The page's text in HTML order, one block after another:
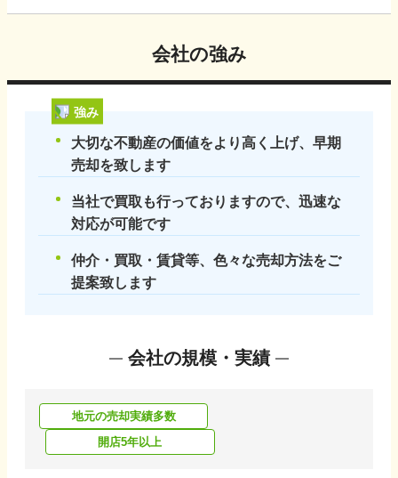
会社の強み
強み
大切な不動産の価値をより高く上げ、早期
売却を致します
当社で買取も行っておりますので、迅速な
対応が可能です
仲介・買取・賃貸等、色々な売却方法をご
提案致します
会社の規模・実績
地元の売却実績多数
開店5年以上